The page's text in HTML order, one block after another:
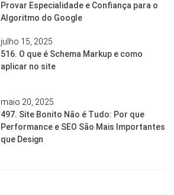
Provar Especialidade e Confiança para o
Algoritmo do Google
julho 15, 2025
516. O que é Schema Markup e como
aplicar no site
maio 20, 2025
497. Site Bonito Não é Tudo: Por que
Performance e SEO São Mais Importantes
que Design